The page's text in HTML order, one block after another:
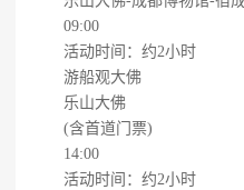
09:00
活动时间：约2小时
游船观大佛
乐山大佛
(含首道门票)
14:00
活动时间：约2小时